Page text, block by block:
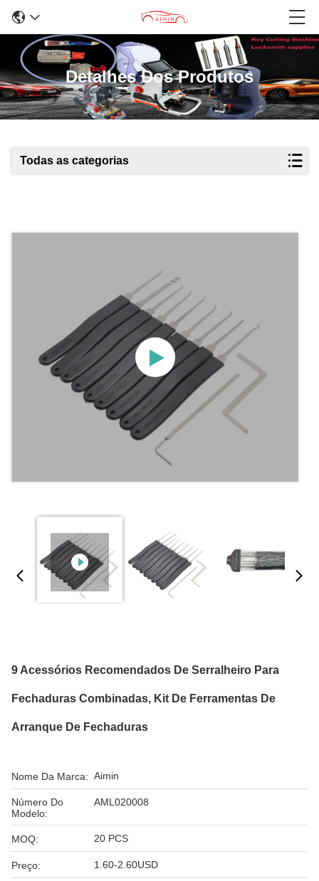
Detalhes Dos Produtos
Todas as categorias
9 Acessórios Recomendados De Serralheiro Para
Fechaduras Combinadas, Kit De Ferramentas De
Arranque De Fechaduras
Nome Da Marca: Aimin
Número Do
Modelo:
AML020008
MOQ: 20 PCS
Preço: 1.60-2.60USD